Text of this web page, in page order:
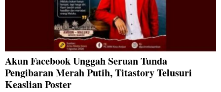
Akun Facebook Unggah Seruan Tunda
Pengibaran Merah Putih, Titastory Telusuri
Keaslian Poster